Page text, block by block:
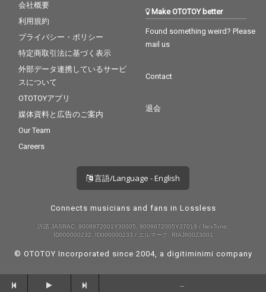
会社概要
利用規約
プライバシー・ポリシー
特定商取引法に基づく表示
外部データ連携しているサービ
スについて
OTOTOYアプリ
媒体資料と広告のご案内
Our Team
Careers
Make OTOTOY better
Found something weird? Please
mail us
Contact
退会
言語/Language - English
Connects musicians and fans in Lossless
許諾 JASRAC: 9008872001Y30005, 9008872005Y37019 / NexTone:
ID000000232, ID000000233 / エルマーク: RIAJ80023001
© OTOTOY Incorporated since 2004, a digitiminimi company
--